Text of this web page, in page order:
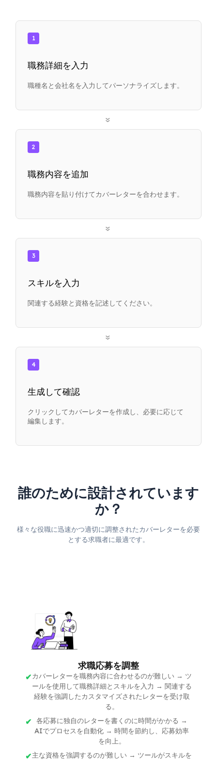
1
職務詳細を入力
職種名と会社名を入力してパーソナライズします。
»
2
職務内容を追加
職務内容を貼り付けてカバーレターを合わせます。
»
3
スキルを入力
関連する経験と資格を記述してください。
»
4
生成して確認
クリックしてカバーレターを作成し、必要に応じて
編集します。
誰のために設計されています
か？
様々な役職に迅速かつ適切に調整されたカバーレターを必要
とする求職者に最適です。
求職応募を調整
カバーレターを職務内容に合わせるのが難しい → ツ
ールを使用して職務詳細とスキルを入力 → 関連する
経験を強調したカスタマイズされたレターを受け取
る。
各応募に独自のレターを書くのに時間がかかる →
AIでプロセスを自動化 → 時間を節約し、応募効率
を向上。
主な資格を強調するのが難しい → ツールがスキルを